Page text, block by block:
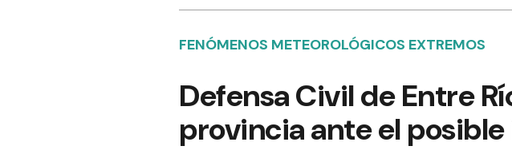
FENÓMENOS METEOROLÓGICOS EXTREMOS
Defensa Civil de Entre
provincia ante el